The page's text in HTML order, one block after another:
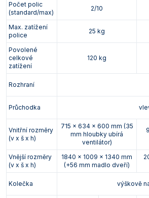
Počet polic
(standard/max)
2/10
Max. zatížení
police
25 kg
Povolené
celkové
zatížení
120 kg
Rozhraní
Průchodka
Vnitřní rozměry
(v x š x h)
715 x 634 x 600 mm (35
mm hloubky ubírá
ventilátor)
Vnější rozměry
(v x š x h)
1840 x 1009 x 1340 mm
(+56 mm madlo dveří)
Kolečka výškově